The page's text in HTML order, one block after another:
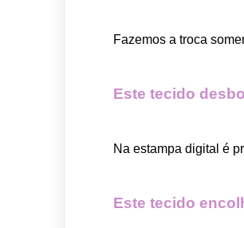
Fazemos a troca
Este tecido
Na estampa digital é
Este tecido